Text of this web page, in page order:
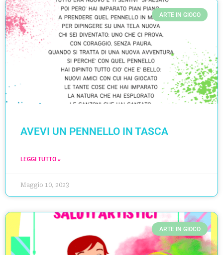
ARTE IN GIOCO
AVEVI UN PENNELLO IN TASCA
LEGGI TUTTO »
Maggio 10, 2023
ARTE IN GIOCO